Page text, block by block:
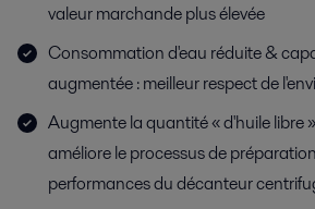
valeur marchande plus élevée
Consommation d'eau réduite &
augmentée : meilleur respect de
Augmente la quantité « d'huile libre
améliore le processus de
performances du décanteur